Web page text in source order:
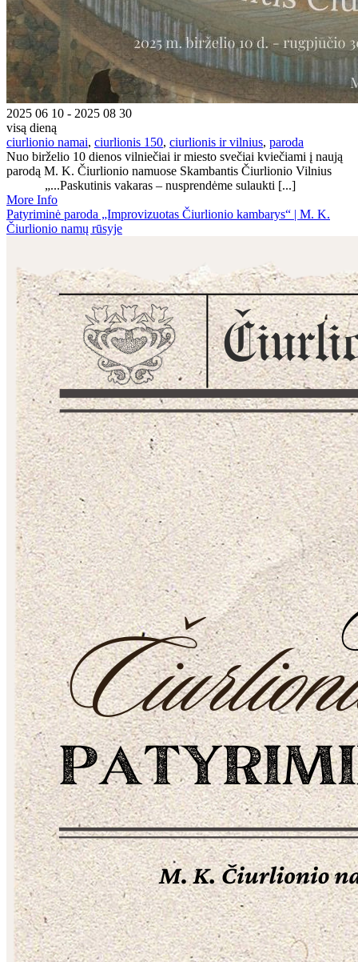
2025 06 10 - 2025 08 30
visą dieną
ciurlionio namai, ciurlionis 150, ciurlionis ir vilnius, paroda
Nuo birželio 10 dienos vilniečiai ir miesto svečiai kviečiami į naują
parodą M. K. Čiurlionio namuose Skambantis Čiurlionio Vilnius
„...Paskutinis vakaras – nusprendėme sulaukti [...]
More Info
Patyriminė paroda „Improvizuotas Čiurlionio kambarys“ | M. K.
Čiurlionio namų rūsyje